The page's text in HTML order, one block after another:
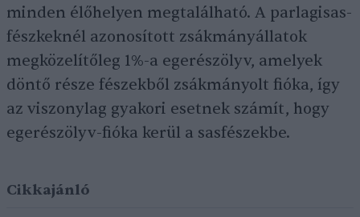
minden élőhelyen megtalálható. A parlagisas-
fészkeknél azonosított zsákmányállatok
megközelítőleg 1%-a egerészölyv, amelyek
döntő része fészekből zsákmányolt fióka, így
az viszonylag gyakori esetnek számít, hogy
egerészölyv-fióka kerül a sasfészekbe.
Cikkajánló